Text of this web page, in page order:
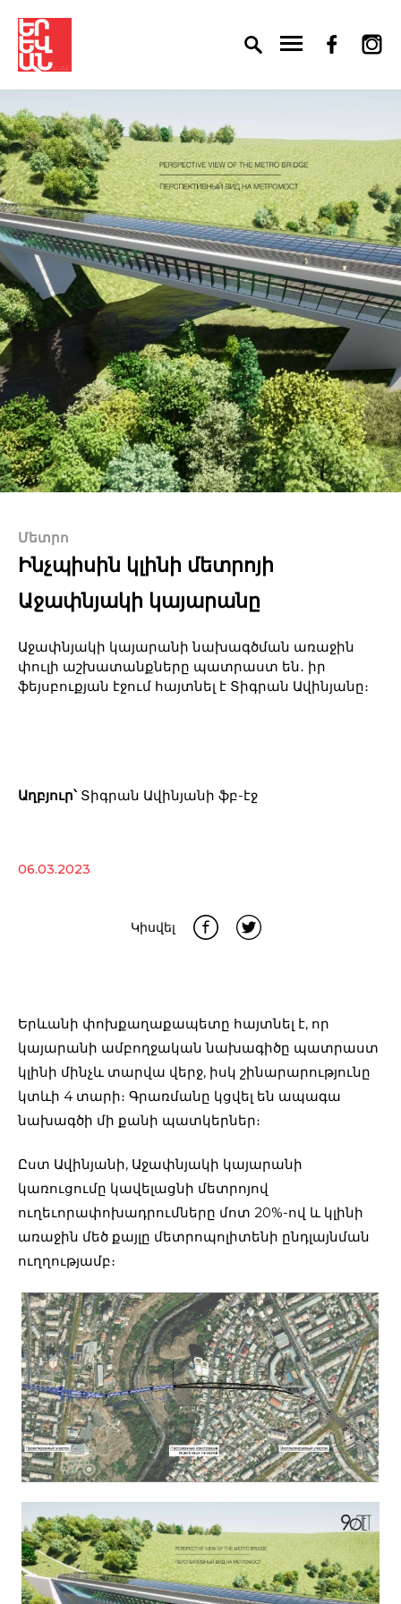
Մետրո
Ինչպիսին կլինի մետրոյի
Աջափնյակի կայարանը
Աջափնյակի կայարանի նախագծման առաջին
փուլի աշխատանքները պատրաստ են․ իր
ֆեյսբուքյան էջում հայտնել է Տիգրան Ավինյանը։
Աղբյուր՝ Տիգրան Ավինյանի ֆբ-էջ
06.03.2023
Կիսվել
Երևանի փոխքաղաքապետը հայտնել է, որ
կայարանի ամբողջական նախագիծը պատրաստ
կլինի մինչև տարվա վերջ, իսկ շինարարությունը
կտևի 4 տարի։ Գրառմանը կցվել են ապագա
նախագծի մի քանի պատկերներ։
Ըստ Ավինյանի, Աջափնյակի կայարանի
կառուցումը կավելացնի մետրոյով
ուղեւորափոխադրումները մոտ 20%-ով և կլինի
առաջին մեծ քայլը մետրոպոլիտենի ընդլայնման
ուղղությամբ։